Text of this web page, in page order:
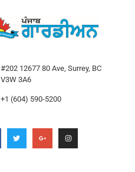
#202 12677 80 Ave, Surrey, BC
V3W 3A6
+1 (604) 590-5200